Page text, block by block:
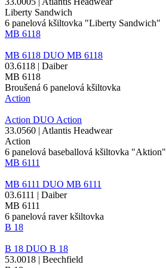
Liberty Sandwich
6 panelová kšiltovka "Liberty Sandwich"
MB 6118
MB 6118 DUO MB 6118
03.6118 | Daiber
MB 6118
Broušená 6 panelová kšiltovka
Action
Action DUO Action
33.0560 | Atlantis Headwear
Action
6 panelová baseballová kšiltovka "Aktion"
MB 6111
MB 6111 DUO MB 6111
03.6111 | Daiber
MB 6111
6 panelová raver kšiltovka
B 18
B 18 DUO B 18
53.0018 | Beechfield